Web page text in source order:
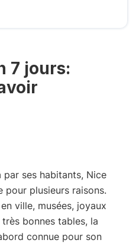
7 jours:
par ses habitants, Nice
pour plusieurs raisons.
ville, musées, joyaux
bonnes tables, la
connue pour son